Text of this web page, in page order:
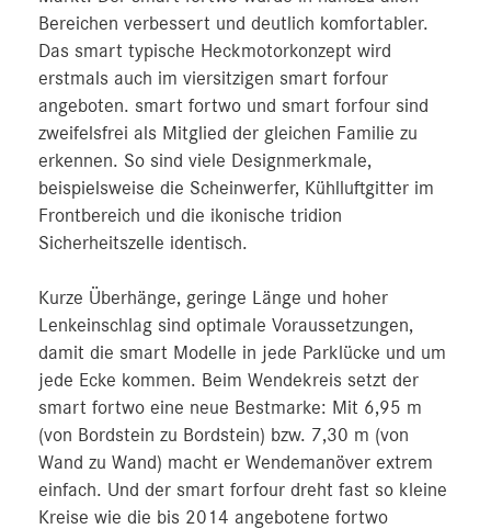
Bereichen verbessert und deutlich komfortabler.
Das smart typische Heckmotorkonzept wird
erstmals auch im viersitzigen smart forfour
angeboten. smart fortwo und smart forfour sind
zweifelsfrei als Mitglied der gleichen Familie zu
erkennen. So sind viele Designmerkmale,
beispielsweise die Scheinwerfer, Kühlluftgitter im
Frontbereich und die ikonische tridion
Sicherheitszelle identisch.
Kurze Überhänge, geringe Länge und hoher
Lenkeinschlag sind optimale Voraussetzungen,
damit die smart Modelle in jede Parklücke und um
jede Ecke kommen. Beim Wendekreis setzt der
smart fortwo eine neue Bestmarke: Mit 6,95 m
(von Bordstein zu Bordstein) bzw. 7,30 m (von
Wand zu Wand) macht er Wendemanöver extrem
einfach. Und der smart forfour dreht fast so kleine
Kreise wie die bis 2014 angebotene fortwo